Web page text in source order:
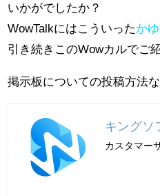
いかがでしたか？
WowTalkにはこういったか
引き続きこのWowカルでご
掲示板についての投稿方法
キングソ
カスタマー